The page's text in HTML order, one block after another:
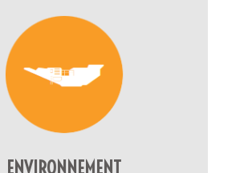
ENVIRONNEMENT